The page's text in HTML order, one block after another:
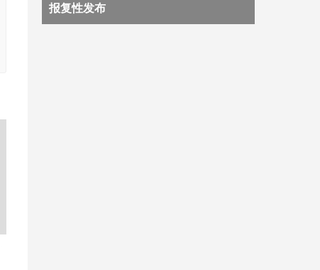
报复性发布